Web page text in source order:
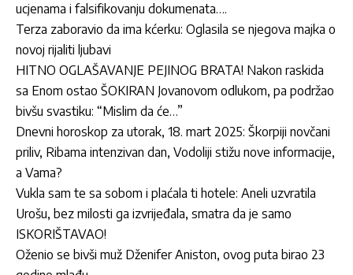
ucjenama i falsifikovanju dokumenata….
Terza zaboravio da ima kćerku: Oglasila se njegova majka o
novoj rijaliti ljubavi
HITNO OGLAŠAVANJE PEJINOG BRATA! Nakon raskida
sa Enom ostao ŠOKIRAN Jovanovom odlukom, pa podržao
bivšu svastiku: “Mislim da će…”
Dnevni horoskop za utorak, 18. mart 2025: Škorpiji novčani
priliv, Ribama intenzivan dan, Vodoliji stižu nove informacije,
a Vama?
Vukla sam te sa sobom i plaćala ti hotele: Aneli uzvratila
Urošu, bez milosti ga izvrijeđala, smatra da je samo
ISKORIŠTAVAO!
Oženio se bivši muž Dženifer Aniston, ovog puta birao 23